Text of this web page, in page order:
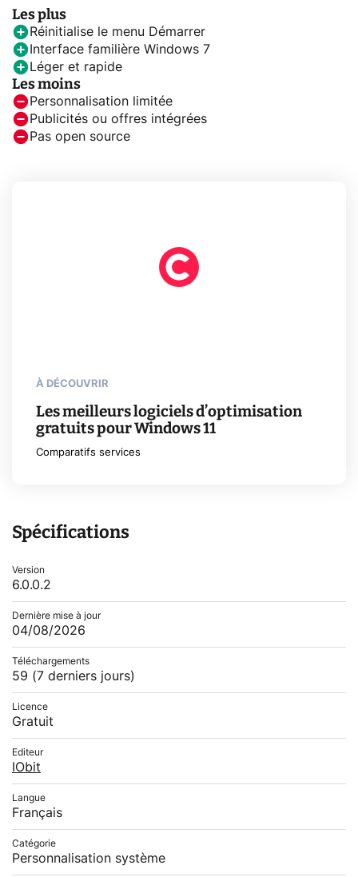
Les plus
Réinitialise le menu Démarrer
Interface familière Windows 7
Léger et rapide
Les moins
Personnalisation limitée
Publicités ou offres intégrées
Pas open source
À DÉCOUVRIR
Les meilleurs logiciels d’optimisation
gratuits pour Windows 11
Comparatifs services
Spécifications
Version
6.0.0.2
Dernière mise à jour
04/08/2026
Téléchargements
59 (7 derniers jours)
Licence
Gratuit
Editeur
IObit
Langue
Français
Catégorie
Personnalisation système